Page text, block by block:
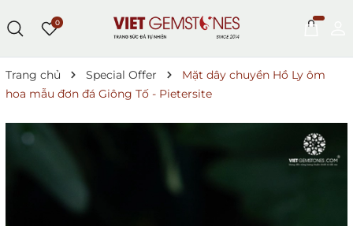
0
Trang chủ Special Offer
Mặt dây chuyền Hồ Ly ôm
hoa mẫu đơn đá Giông Tố - Pietersite